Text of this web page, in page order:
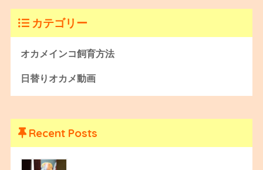
カテゴリー
オカメインコ飼育方法
日替りオカメ動画
Recent Posts